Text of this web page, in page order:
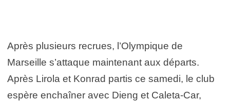
Après plusieurs recrues, l’Olympique de
Marseille s’attaque maintenant aux départs.
Après Lirola et Konrad partis ce samedi, le club
espère enchaîner avec Dieng et Caleta-Car,